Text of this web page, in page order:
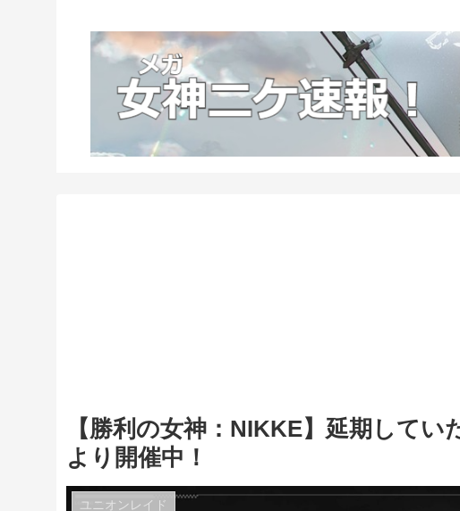
【勝利の女神：NIKKE】延期して
より開催中！
ユニオンレイド